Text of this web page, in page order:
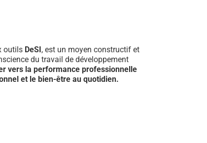
outils DeSI, est un moyen constructif et
du travail de développement
vers la performance professionnelle
et le bien-être au quotidien.